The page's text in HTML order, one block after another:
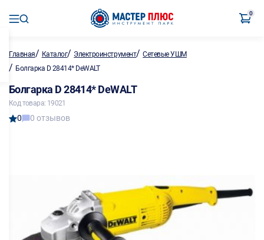
0
Главная/ Каталог/ Электроинструмент/Сетевые УШМ
/ Болгарка D 28414* DeWALT
Болгарка D 28414* DeWALT
Код товара: 19021
0 0 отзывов